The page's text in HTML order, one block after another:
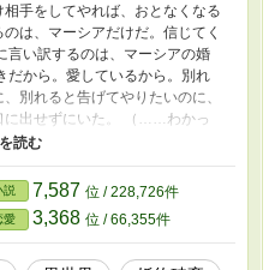
相手をしてやれば、おとなくなる
は、マーシアだけだ。信じてく
い訳するのは、マーシアの婚
から。愛しているから。別れ
別れると告げてやりたいのに、
に出せずにいた。 （……わかっ
わたしがこんなんだから、パス
） でも、どうしようもなく好
く理解していたのだろう。だ
。わかっていても、どうしても
から。
説 7,587 位 / 228,726件
愛 3,368 位 / 66,355件